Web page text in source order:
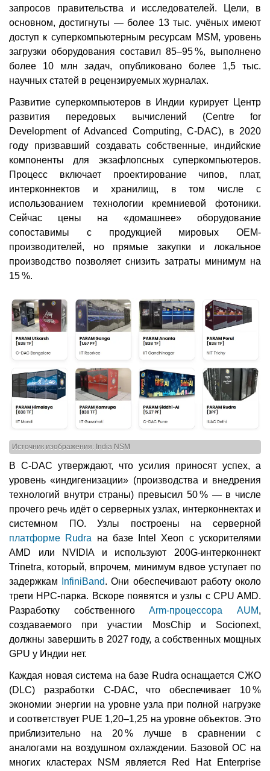
запросов правительства и исследователей. Цели, в
основном, достигнуты — более 13 тыс. учёных имеют
доступ к суперкомпьютерным ресурсам MSM, уровень
загрузки оборудования составил 85–95 %, выполнено
более 10 млн задач, опубликовано более 1,5 тыс.
научных статей в рецензируемых журналах.
Развитие суперкомпьютеров в Индии курирует Центр
развития передовых вычислений (Centre for
Development of Advanced Computing, C-DAC), в 2020
году призвавший создавать собственные, индийские
компоненты для экзафлопсных суперкомпьютеров.
Процесс включает проектирование чипов, плат,
интерконнектов и хранилищ, в том числе с
использованием технологии кремниевой фотоники.
Сейчас цены на «домашнее» оборудование
сопоставимы с продукцией мировых OEM-
производителей, но прямые закупки и локальное
производство позволяет снизить затраты минимум на
15 %.
Источник изображения: India NSM
В C-DAC утверждают, что усилия приносят успех, а
уровень «индигенизации» (производства и внедрения
технологий внутри страны) превысил 50 % — в числе
прочего речь идёт о серверных узлах, интерконнектах и
системном ПО. Узлы построены на серверной
платформе Rudra на базе Intel Xeon с ускорителями
AMD или NVIDIA и используют 200G-интерконнект
Trinetra, который, впрочем, минимум вдвое уступает по
задержкам
InfiniBand. Они обеспечивают работу около
трети HPC-парка. Вскоре появятся и узлы с CPU AMD.
Разработку собственногоArm-процессора AUM,
создаваемого при участии MosChip и Socionext,
должны завершить в 2027 году, а собственных мощных
GPU у Индии нет.
Каждая новая система на базе Rudra оснащается СЖО
(DLC) разработки C-DAC, что обеспечивает 10 %
экономии энергии на уровне узла при полной нагрузке
и соответствует PUE 1,20–1,25 на уровне объектов. Это
приблизительно на 20 % лучше в сравнении с
аналогами на воздушном охлаждении. Базовой ОС на
многих кластерах NSM является Red Hat Enterprise